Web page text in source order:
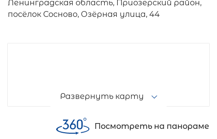
Ленинградская область, Приозерский район,
посёлок Сосново, Озёрная улица, 44
Развернуть карту
Посмотреть на панораме